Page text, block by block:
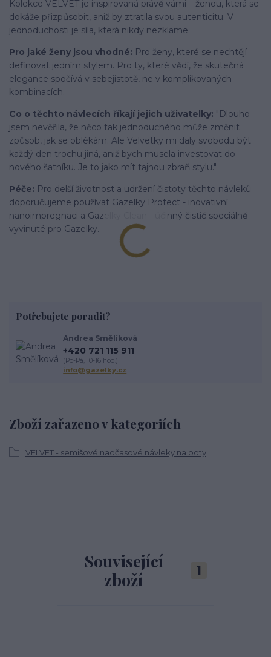
Kolekce VELVET je inspirovaná právě vámi – ženou, která se
dokáže přizpůsobit, aniž by ztratila svou autenticitu. V
jednoduchosti je síla, která nikdy nezklame.
Pro jaké ženy jsou vhodné: Pro ženy, které se nechtějí
definovat jedním stylem. Pro ty, které vědí, že skutečná
elegance spočívá v sebejistotě, ne v komplikovaných
kombinacích.
Co o těchto návlecích říkají jejich uživatelky: "Dlouho
jsem nevěřila, že něco tak jednoduchého může změnit
způsob, jak se oblékám. Ale Velvetky mi daly svobodu být
každý den trochu jiná, aniž bych musela investovat do
nového šatníku. Je to jako mít tajnou zbraň stylu."
Péče: Pro delší životnost a udržení čistoty těchto návleků
doporučujeme používat Gazelky Protect - inovativní
nanoimpregnaci a Gazelky Clean - účinný čistič speciálně
vyvinuté pro Gazelky.
Zboží zařazeno v kategoriích
VELVET - semišové nadčasové návleky na boty
Potřebujete poradit?
Andrea Smělíková
+420 721 115 911
(Po-Pá, 10-16 hod.)
info@gazelky.cz
Související
zboží
1